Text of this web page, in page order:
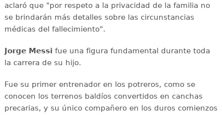
aclaró que "por respeto a la privacidad de la familia no
se brindarán más detalles sobre las circunstancias
médicas del fallecimiento".
Jorge Messi fue una figura fundamental durante toda
la carrera de su hijo.
Fue su primer entrenador en los potreros, como se
conocen los terrenos baldíos convertidos en canchas
precarias, y su único compañero en los duros comienzos